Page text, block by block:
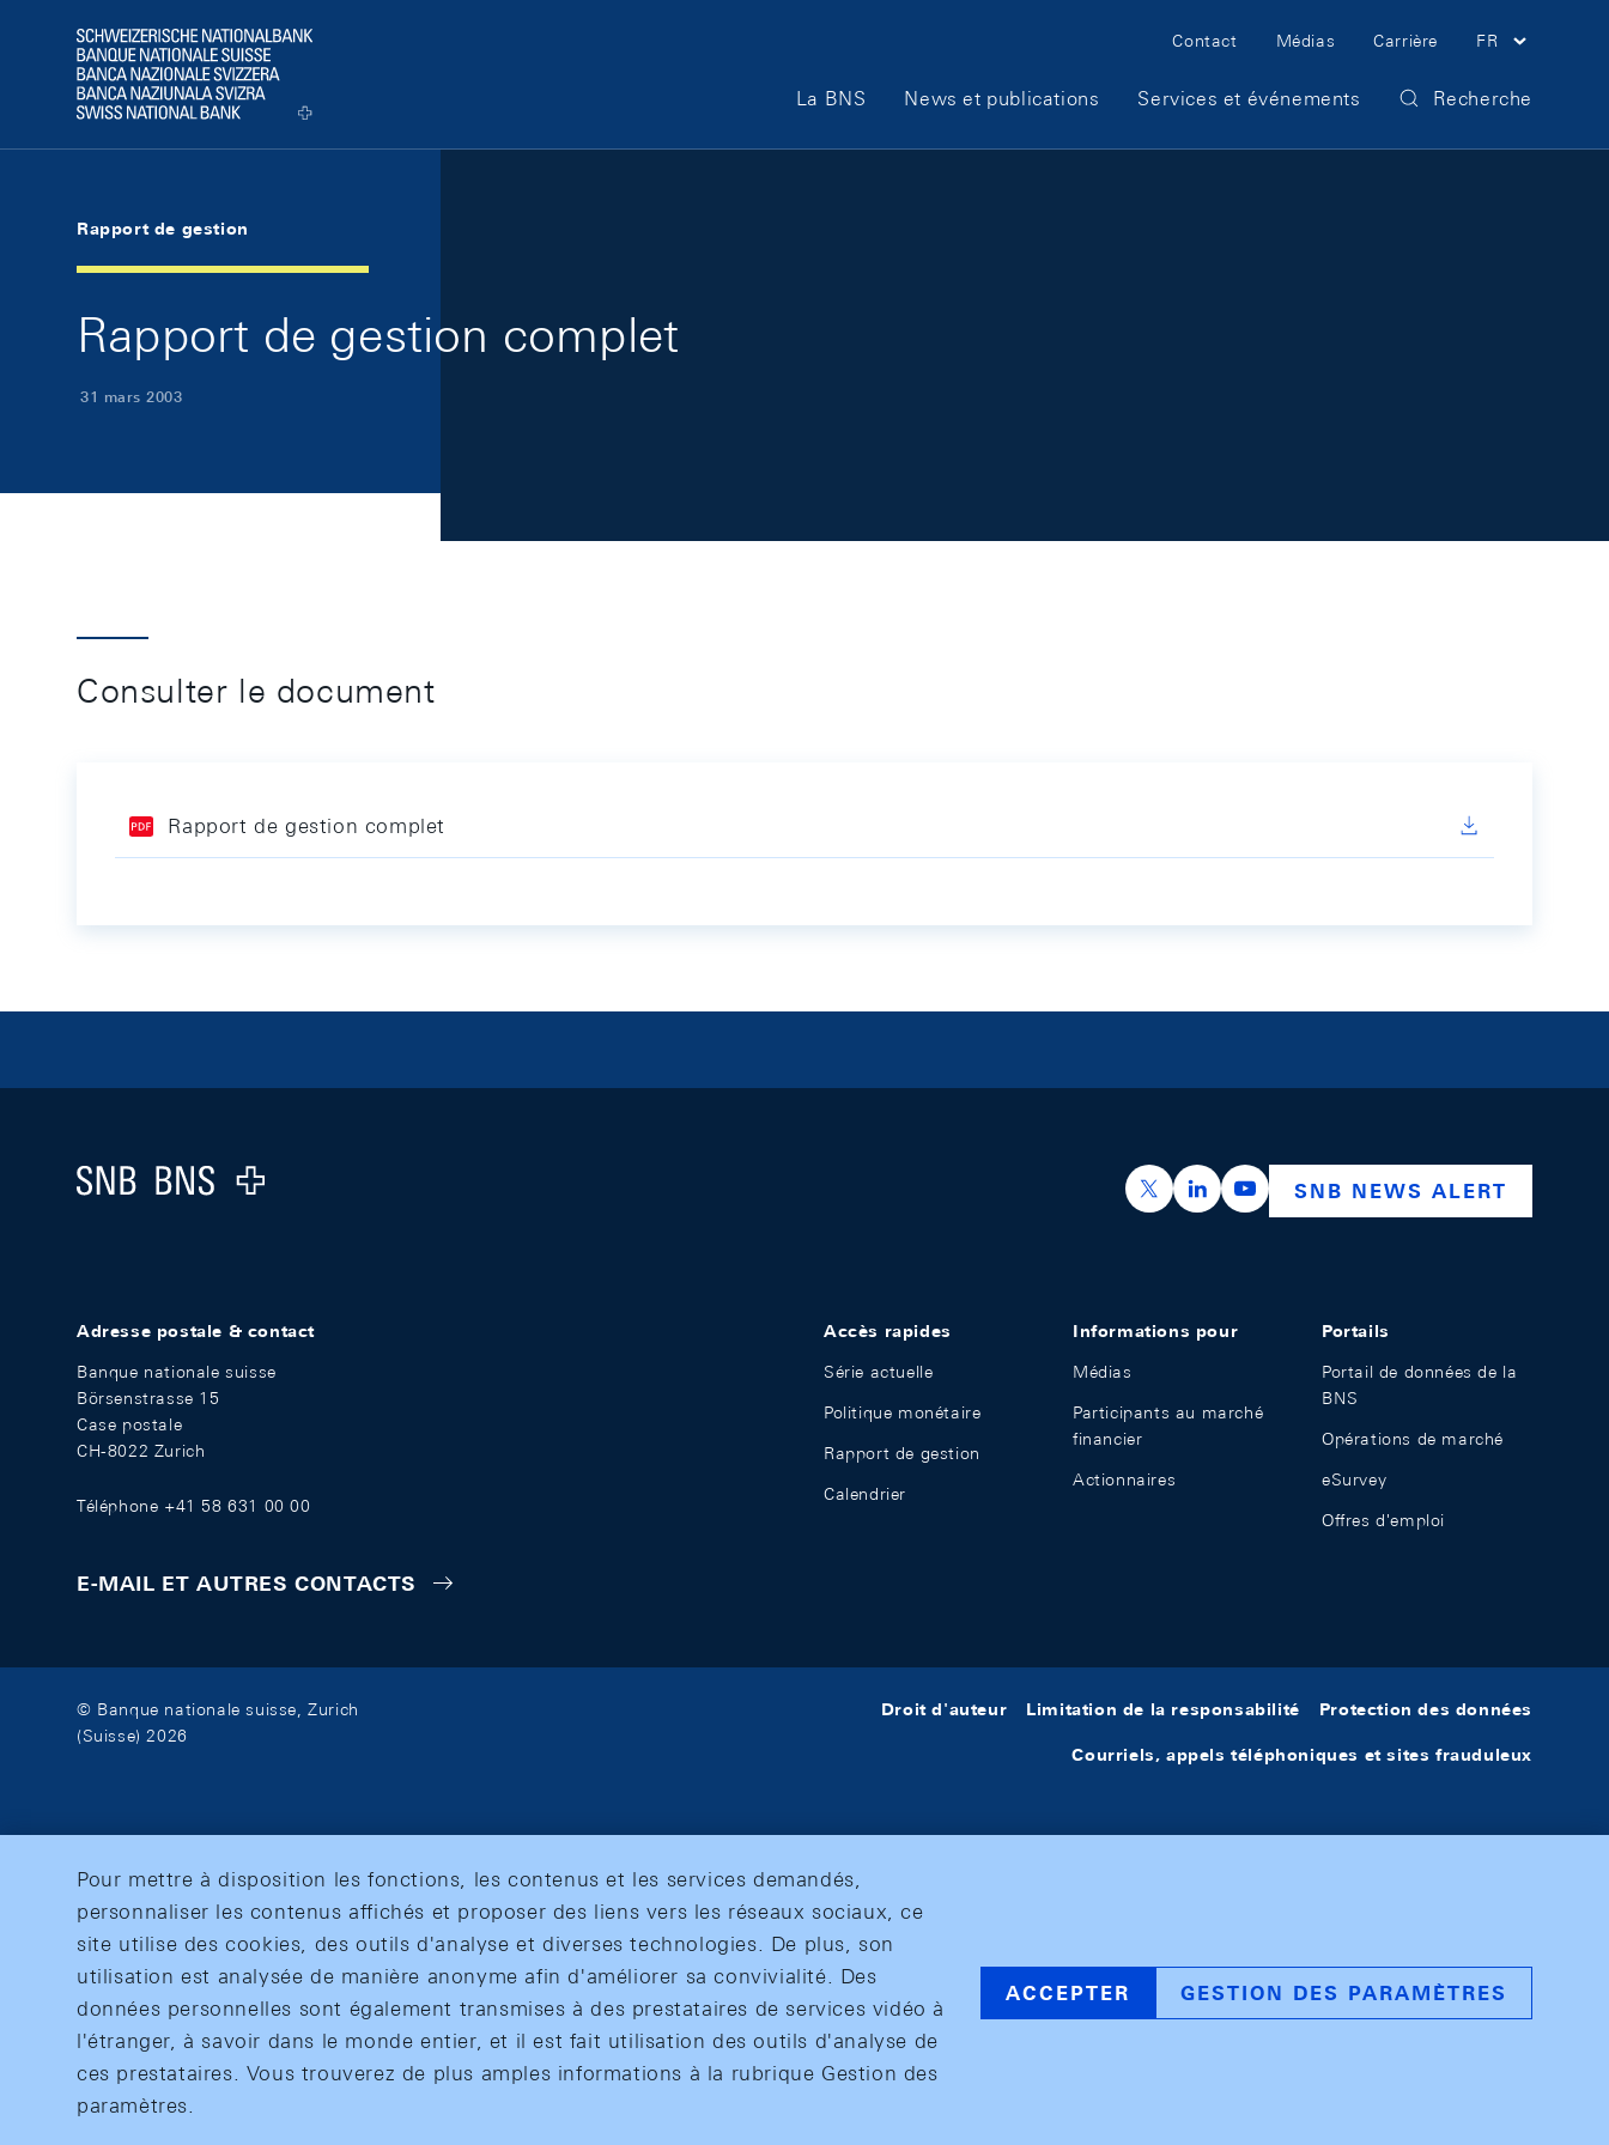
Logo
Meta Navigation
Contact Médias Carrière FR
Main Navigation
La BNS News et publications Services et événements Recherche
Rapport de gestion
Rapport de gestion complet
31 mars 2003
Consulter le document
Rapport de gestion complet
Logo
https://x.com/snb_bns
https://ch.linkedin.com/company/swiss-
https://www.youtube.com/
SNB NEWS ALERT
Adresse postale & contact
Banque nationale suisse
Börsenstrasse 15
Case postale
CH-8022 Zurich
Téléphone +41 58 631 00 00
E-MAIL ET AUTRES CONTACTS
Accès rapides
Série actuelle
Politique monétaire
Rapport de gestion
Calendrier
Informations pour
Médias
Participants au marché
financier
Actionnaires
Portails
Portail de données de la
BNS
Opérations de marché
eSurvey
Offres d'emploi
© Banque nationale suisse, Zurich
(Suisse) 2026
Droit d'auteur Limitation de la responsabilité Protection des données
Courriels, appels téléphoniques et sites frauduleux
Pour mettre à disposition les fonctions, les contenus et les services demandés,
personnaliser les contenus affichés et proposer des liens vers les réseaux sociaux, ce
site utilise des cookies, des outils d'analyse et diverses technologies. De plus, son
utilisation est analysée de manière anonyme afin d'améliorer sa convivialité. Des
données personnelles sont également transmises à des prestataires de services vidéo à
l'étranger, à savoir dans le monde entier, et il est fait utilisation des outils d'analyse de
ces prestataires. Vous trouverez de plus amples informations à la rubrique Gestion des
paramètres.
ACCEPTER GESTION DES PARAMÈTRES